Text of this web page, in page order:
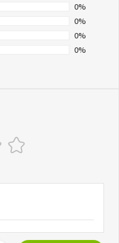
0%
0%
0%
0%